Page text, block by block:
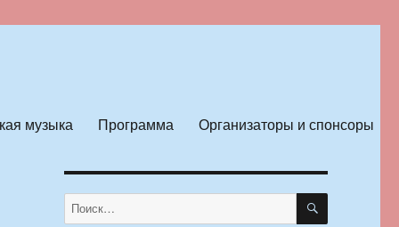
музыка Программа Организаторы и спонсоры
Искать: ПОИСК